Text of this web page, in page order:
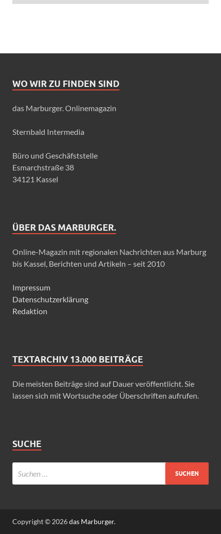
WO WIR ZU FINDEN SIND
das Marburger. Onlinemagazin
Sternbald Intermedia
Büro und Geschäfststelle
Esmarchstraße 38
34121 Kassel
ÜBER DAS MARBURGER.
Online-Magazin mit regionalen Nachrichten aus Marburg
bis Kassel, Berichten und Artikeln – seit 2010
Impressum
Datenschutzerklärung
Redaktion
TEXTARCHIV 13.000 BEITRÄGE
Die meisten Beiträge sind auf Dauer veröffentlicht. Sie
lassen sich mit Wortsuche oder Überschriften aufrufen.
SUCHE
Copyright © 2026das Marburger.